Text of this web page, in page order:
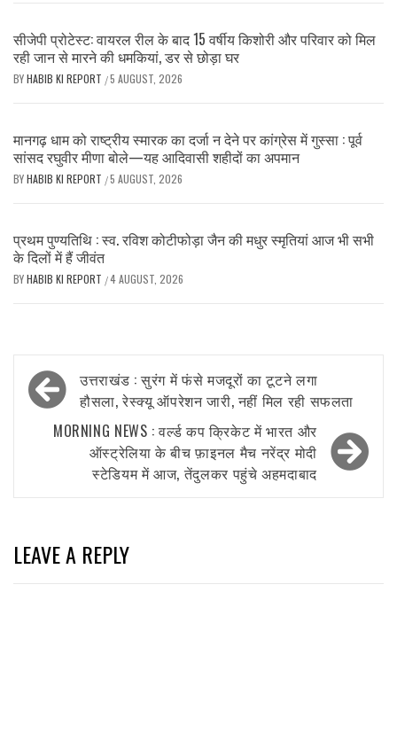
सीजेपी प्रोटेस्ट: वायरल रील के बाद 15 वर्षीय किशोरी और परिवार को मिल
रही जान से मारने की धमकियां, डर से छोड़ा घर
BYHABIB KI REPORT /5 AUGUST, 2026
मानगढ़ धाम को राष्ट्रीय स्मारक का दर्जा न देने पर कांग्रेस में गुस्सा : पूर्व
सांसद रघुवीर मीणा बोले—यह आदिवासी शहीदों का अपमान
BYHABIB KI REPORT /5 AUGUST, 2026
प्रथम पुण्यतिथि : स्व. रविश कोटीफोड़ा जैन की मधुर स्मृतियां आज भी सभी
के दिलों में हैं जीवंत
BYHABIB KI REPORT /4 AUGUST, 2026
Post
navigation
उत्तराखंड : सुरंग में फंसे मजदूरों का टूटने लगा
हौसला, रेस्क्यू ऑपरेशन जारी, नहीं मिल रही सफलता
MORNING NEWS : वर्ल्ड कप क्रिकेट में भारत और
ऑस्ट्रेलिया के बीच फ़ाइनल मैच नरेंद्र मोदी
स्टेडियम में आज, तेंदुलकर पहुंचे अहमदाबाद
LEAVE A REPLY